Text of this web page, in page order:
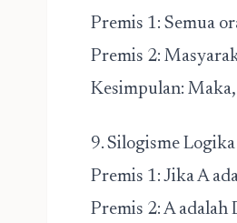
Premis 1: Semua
Premis 2:
Kesimpulan:
9. Silogisme
Premis 1: Jika A
Premis 2: A adalah